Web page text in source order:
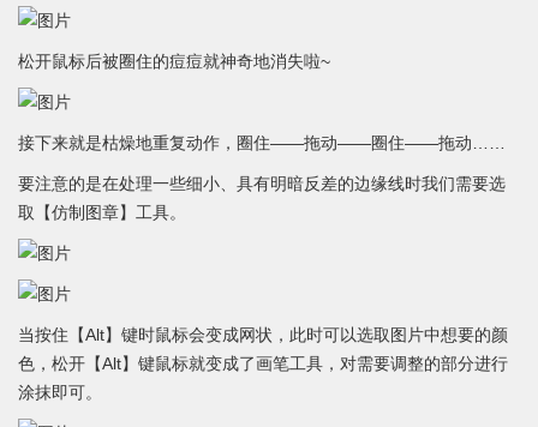
松开鼠标后被圈住的痘痘就神奇地消失啦~
接下来就是枯燥地重复动作，圈住——拖动——圈住——拖动……
要注意的是在处理一些细小、具有明暗反差的边缘线时我们需要选
取【仿制图章】工具。
当按住【Alt】键时鼠标会变成网状，此时可以选取图片中想要的颜
色，松开【Alt】键鼠标就变成了画笔工具，对需要调整的部分进行
涂抹即可。